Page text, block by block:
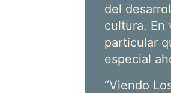
del
cultura. En
particular
especial
“Viendo